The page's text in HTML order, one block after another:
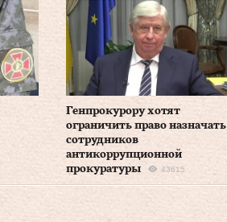
Генпрокурору хотят
ограничить право назначать
сотрудников
антикоррупционной
прокуратуры
43615